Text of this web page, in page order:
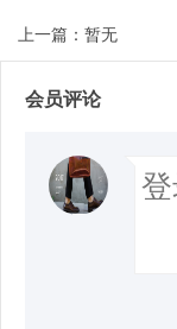
上一篇：暂无
会员评论